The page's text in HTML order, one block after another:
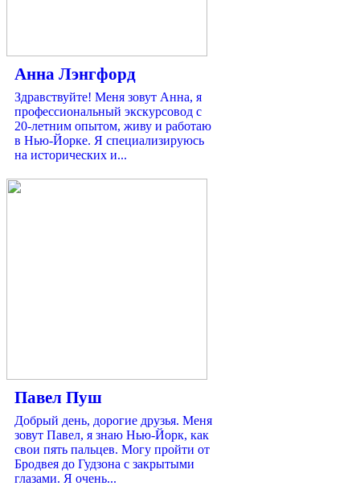
Анна Лэнгфорд
Здравствуйте! Меня зовут Анна, я
профессиональный экскурсовод с
20-летним опытом, живу и работаю
в Нью-Йорке. Я специализируюсь
на исторических и...
Павел Пуш
Добрый день, дорогие друзья. Меня
зовут Павел, я знаю Нью-Йорк, как
свои пять пальцев. Могу пройти от
Бродвея до Гудзона с закрытыми
глазами. Я очень...